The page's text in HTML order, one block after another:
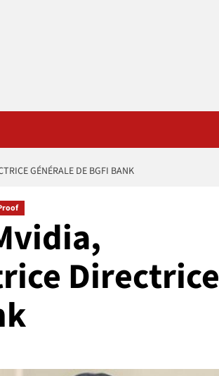
GÉNÉRALE DE BGFI BANK
Directrice